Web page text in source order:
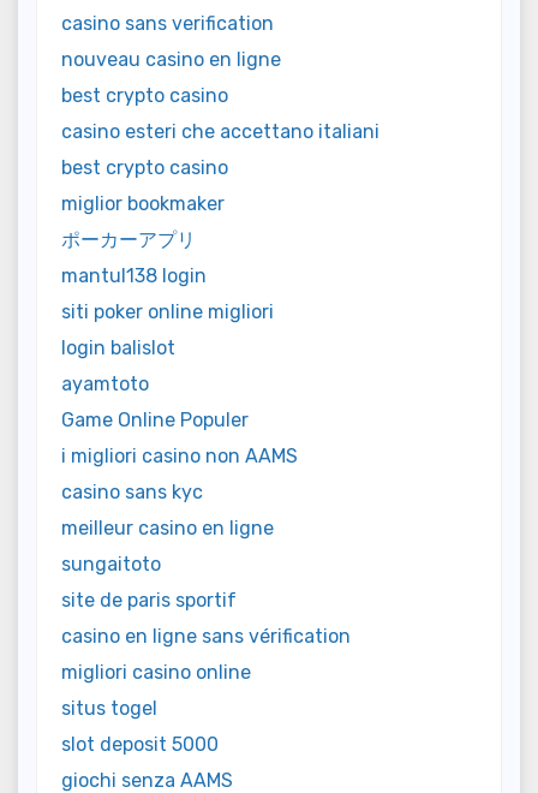
casino sans verification
nouveau casino en ligne
best crypto casino
casino esteri che accettano italiani
best crypto casino
miglior bookmaker
ポーカーアプリ
mantul138 login
siti poker online migliori
login balislot
ayamtoto
Game Online Populer
i migliori casino non AAMS
casino sans kyc
meilleur casino en ligne
sungaitoto
site de paris sportif
casino en ligne sans vérification
migliori casino online
situs togel
slot deposit 5000
giochi senza AAMS